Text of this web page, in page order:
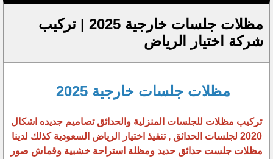
مظلات جلسات خارجية 2025 | تركيب
شركة اختيار الرياض
مظلات جلسات خارجية 2025
تركيب مظلات للجلسات المنزلية والحدائق تصاميم جديده اشكال
2020 لجلسات الحدائق , تنفيذ اختيار الرياض السعودية كذلك لدينا
مظلات جلست حدائق حديد ومظلة استراحة خشبية وقماش صور